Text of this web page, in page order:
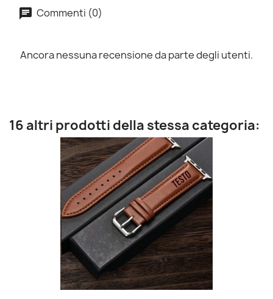
Commenti (0)
Ancora nessuna recensione da parte degli utenti.
16 altri prodotti della stessa categoria: